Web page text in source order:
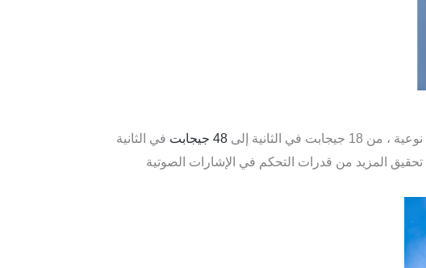
جيجابت في الثانية إلى
في الثانية
المزيد من قدرات التحكم في الإشارات الصوتية